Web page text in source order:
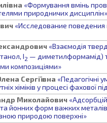
«Формування вмінь
природничих дисциплін»
«Исследование
«Взаємодія
І2 — диметилформамід)
композиціями»
Сергіївна «Педагогічні
хіміків у процесі фахової
Миколайович
йонних форм важких
природою поверхні»